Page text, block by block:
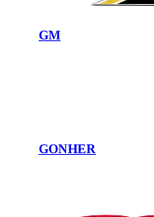
GM
GONHER